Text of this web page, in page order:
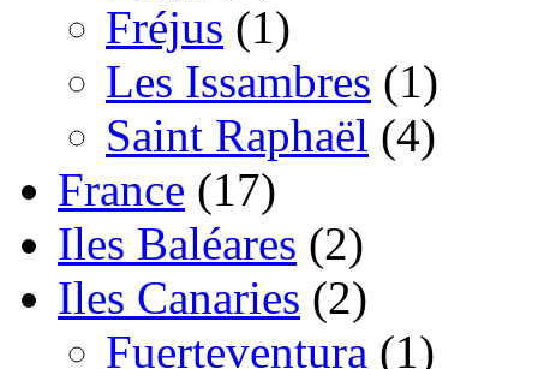
Fréjus (1)
Les Issambres (1)
Saint Raphaël (4)
France (17)
Iles Baléares (2)
Iles Canaries (2)
Fuerteventura (1)